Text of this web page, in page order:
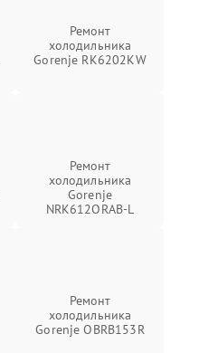
Ремонт
холодильника
Gorenje RK6202KW
Ремонт
холодильника
Gorenje
NRK612ORAB-L
Ремонт
холодильника
Gorenje OBRB153R